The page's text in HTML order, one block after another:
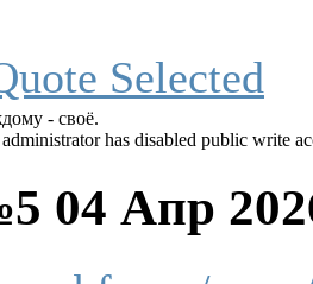
- своё.
has disabled public write
04 Апр